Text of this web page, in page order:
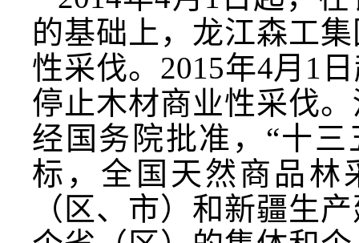
的基础上，龙江森工
性采伐。2015年4月1
停止木材商业性采伐
经国务院批准，“十
标，全国天然商品林
（区、市）和新疆生